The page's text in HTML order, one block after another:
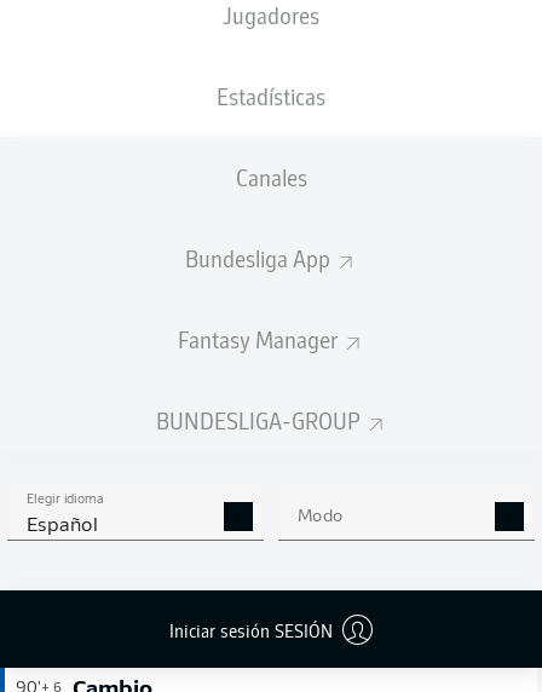
Jugadores
Estadísticas
Canales
Bundesliga App
Fantasy Manager
BUNDESLIGA-GROUP
Elegir idioma
Español Modo
Iniciar sesión SESIÓN
Volksparkstadion(Agotado)
Anuncio
LOUIS
+ 6